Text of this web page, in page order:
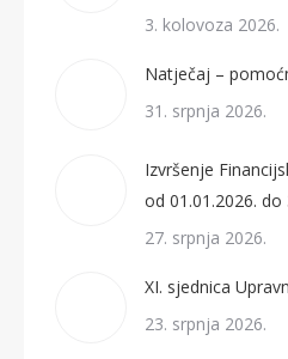
3. kolovoza 2026.
Natječaj –
31. srpnja 2026.
Izvršenje
od 01.01.2026. do
27. srpnja 2026.
XI. sjednica
23. srpnja 2026.